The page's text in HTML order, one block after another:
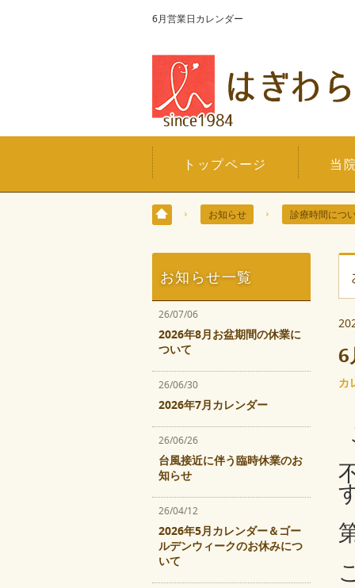
6月営業日カレンダー
トップページ 当
お知らせ 診療時間につ
6
カ
お知らせ一覧
26/07/06
2026年8月お盆期間の休業に
ついて
26/06/30
2026年7月カレンダー
26/06/26
台風接近に伴う臨時休業のお
知らせ
26/04/12
2026年5月カレンダー＆ゴー
ルデンウィークのお休みにつ
いて